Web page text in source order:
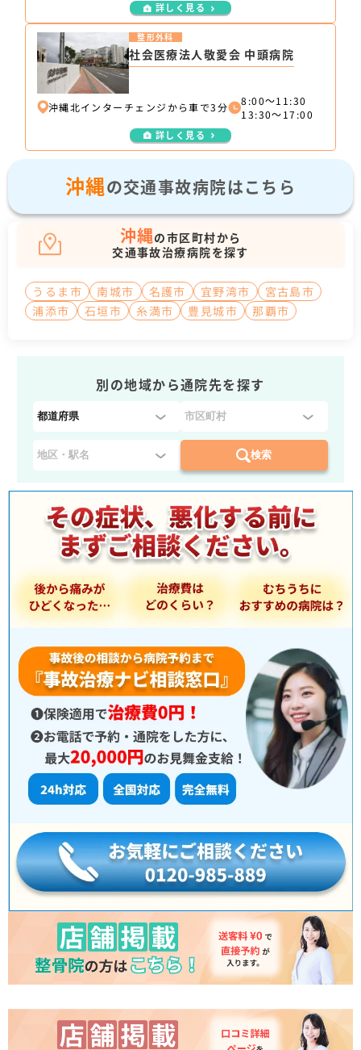
詳しく見る
社会医療法人敬愛会 中頭病院
整形外科
沖縄北インターチェンジから車で3分
8:00～11:30
13:30～17:00
詳しく見る
沖縄の交通事故病院はこちら
沖縄の市区町村から
交通事故治療病院を探す
うるま市 南城市 名護市 宜野湾市
宮古島市
浦添市
石垣市 糸満市 豊見城市 那覇市
別の地域から通院先を探す
都
県
を
選
択
：
検索